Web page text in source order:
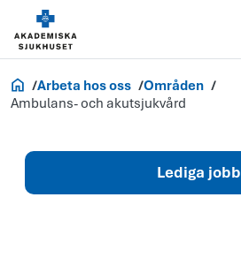
Jobb och utbildning
Arbeta hos oss
Områden
Ambulans- och akutsjukvård
Lediga jobb